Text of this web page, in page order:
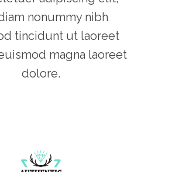
nonummy nibh
tincidunt ut laoreet
magna laoreet
dolore.